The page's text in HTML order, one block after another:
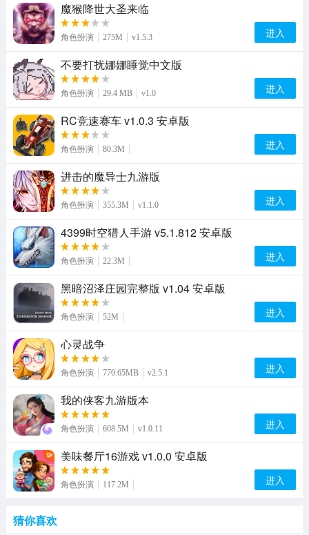
魔猴降世大圣来临
角色扮演 275M v1.5.3 进入
不要打扰娜娜睡觉中文版
角色扮演 29.4 MB v1.0 进入
RC竞速赛车 v1.0.3 安卓版
角色扮演 80.3M 进入
进击的魔导士九游版
角色扮演 355.3M v1.1.0 进入
4399时空猎人手游 v5.1.812 安卓版
角色扮演 22.3M 进入
黑暗沼泽庄园完整版 v1.04 安卓版
角色扮演 52M 进入
心灵战争
角色扮演 770.65MB v2.5.1 进入
我的侠客九游版本
角色扮演 608.5M v1.0.11 进入
美味餐厅16游戏 v1.0.0 安卓版
角色扮演 117.2M 进入
猜你喜欢